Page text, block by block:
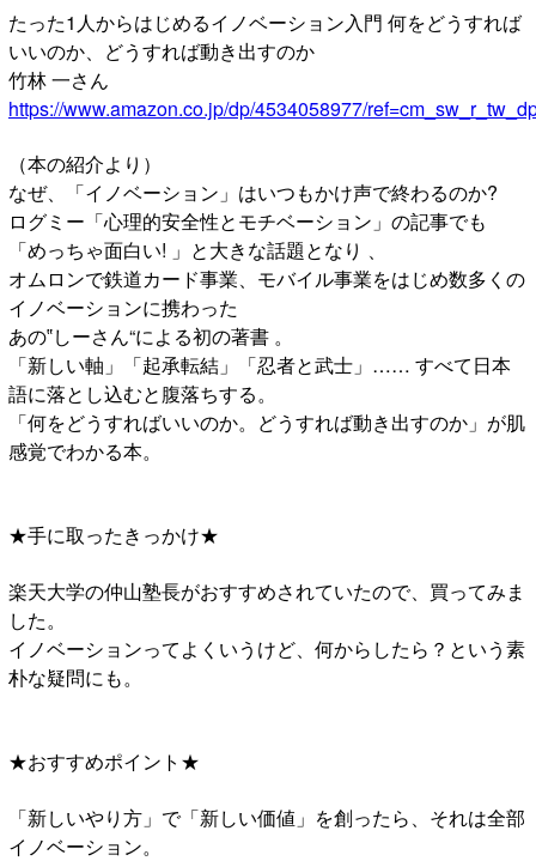
たった1人からはじめるイノベーション入門 何をどうすれば
いいのか、どうすれば動き出すのか
竹林 一さん
https://www.amazon.co.jp/dp/4534058977/
（本の紹介より）
なぜ、「イノベーション」はいつもかけ声で終わるのか?
ログミー「心理的安全性とモチベーション」の記事でも
「めっちゃ面白い! 」と大きな話題となり 、
オムロンで鉄道カード事業、モバイル事業をはじめ数多くの
イノベーションに携わった
あの‟しーさん“による初の著書 。
「新しい軸」「起承転結」「忍者と武士」…… すべて日本
語に落とし込むと腹落ちする。
「何をどうすればいいのか。どうすれば動き出すのか」が肌
感覚でわかる本。
★手に取ったきっかけ★
楽天大学の仲山塾長がおすすめされていたので、買ってみま
した。
イノベーションってよくいうけど、何からしたら？という素
朴な疑問にも。
★おすすめポイント★
「新しいやり方」で「新しい価値」を創ったら、それは全部
イノベーション。